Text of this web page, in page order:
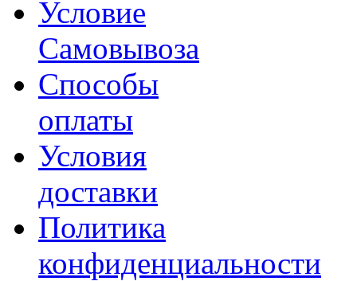
Условие
Самовывоза
Способы
оплаты
Условия
доставки
Политика
конфиденциальности